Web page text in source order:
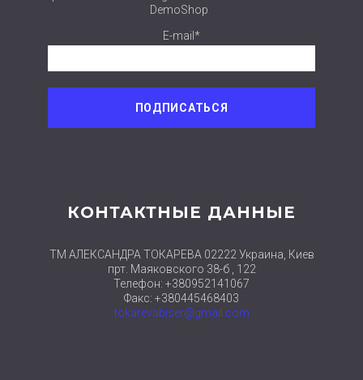
DemoShop
E-mail*
КОНТАКТНЫЕ ДАННЫЕ
ТМ АЛЕКСАНДРА ТОКАРЕВА 02222 Украина, Киев
прт. Маяковского 38-б , 122
Телефон: +380952141067
Факс: +380445468403
tokarevabiser@gmail.com